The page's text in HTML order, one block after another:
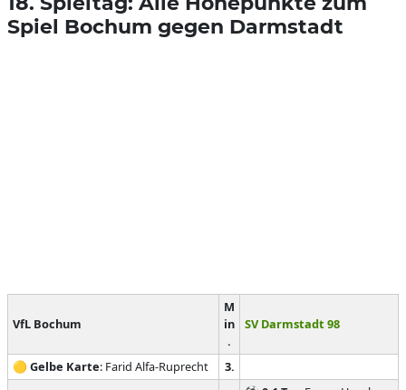
Spiel Bochum gegen Darmstadt
VfL Bochum
M
in
.
SV Darmstadt 98
🟡 Gelbe Karte: Farid Alfa-Ruprecht 3.